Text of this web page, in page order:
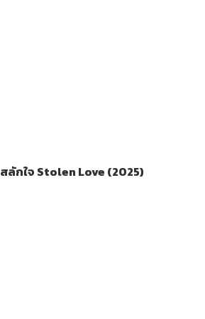
ลักใจ Stolen Love (2025)